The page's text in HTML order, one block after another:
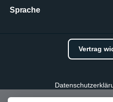
Sprache
Vertrag